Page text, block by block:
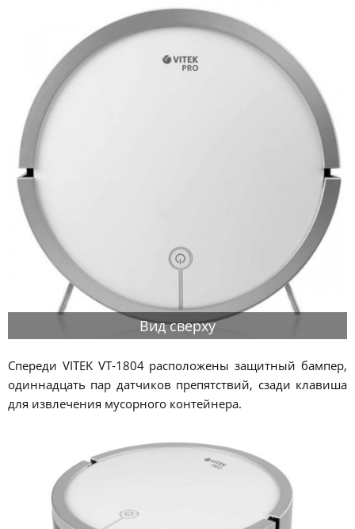
Вид сверху
Спереди VITEK VT-1804 расположены защитный бампер,
одиннадцать пар датчиков препятствий, сзади клавиша
для извлечения мусорного контейнера.